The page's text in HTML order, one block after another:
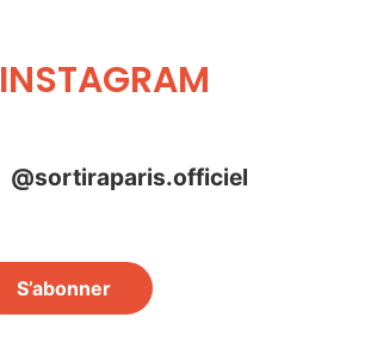
INSTAGRAM